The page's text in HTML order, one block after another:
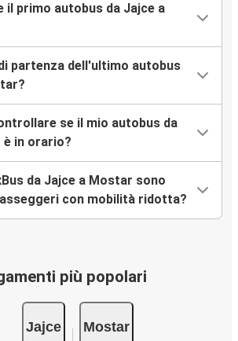
il primo autobus da Jajce a
partenza dell'ultimo autobus
se il mio autobus da
in orario?
da Jajce a Mostar sono
con mobilità ridotta?
più popolari
Jajce Mostar